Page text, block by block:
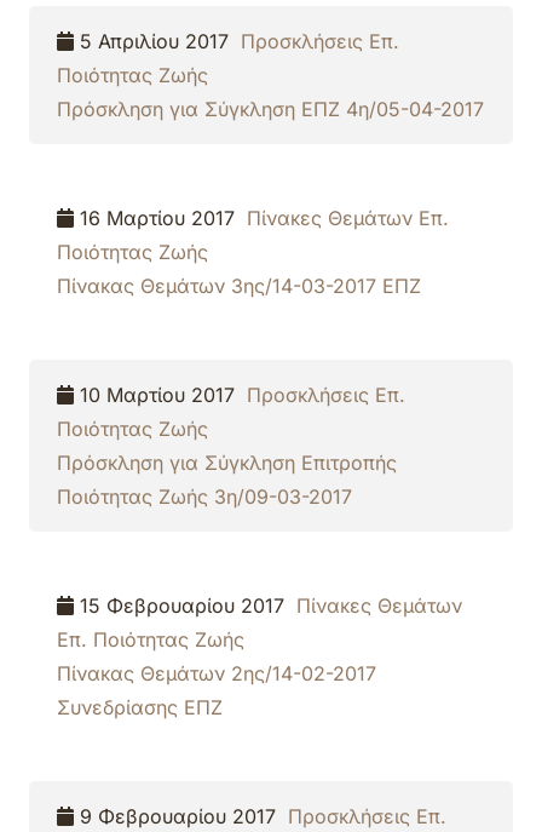
5 Απριλίου 2017 Προσκλήσεις Επ.
Ποιότητας Ζωής
Πρόσκληση για Σύγκληση ΕΠΖ 4η/05-04-2017
16 Μαρτίου 2017 Πίνακες Θεμάτων Επ.
Ποιότητας Ζωής
Πίνακας Θεμάτων 3ης/14-03-2017 ΕΠΖ
10 Μαρτίου 2017 Προσκλήσεις Επ.
Ποιότητας Ζωής
Πρόσκληση για Σύγκληση Επιτροπής
Ποιότητας Ζωής 3η/09-03-2017
15 Φεβρουαρίου 2017 Πίνακες Θεμάτων
Επ. Ποιότητας Ζωής
Πίνακας Θεμάτων 2ης/14-02-2017
Συνεδρίασης ΕΠΖ
9 Φεβρουαρίου 2017 Προσκλήσεις Επ.